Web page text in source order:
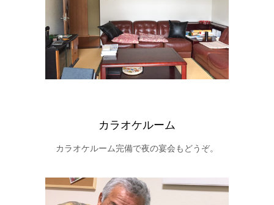
カラオケルーム
カラオケルーム完備で夜の宴会もどうぞ。